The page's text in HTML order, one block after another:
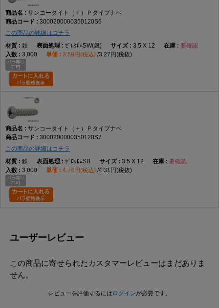
サンコータイト（＋）Ｐタイプナベ
3000200000350120S6
この商品の詳細はコチラ
鉄
ｾﾞﾛｸﾛﾑSW(銀) 3.5 X 12
要確認
3,000
3.59円(税込) 3.27円(税抜)
サンコータイト（＋）Ｐタイプナベ
3000200000350120S7
この商品の詳細はコチラ
鉄
ｾﾞﾛｸﾛﾑSB 3.5 X 12
要確認
3,000
4.74円(税込) 4.31円(税抜)
ユーザーレビュー
この商品に寄せられたカスタマーレビューはまだありま
せん。
レビューを評価するには ログインが必要です。